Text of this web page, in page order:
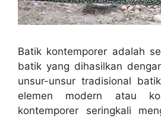
Batik kontemporer adalah
batik yang dihasilkan
unsur-unsur tradisional
elemen modern atau
kontemporer seringkali